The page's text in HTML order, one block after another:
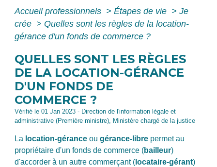
Accueil professionnels > Étapes de vie > Je
crée > Quelles sont les règles de la location-
gérance d'un fonds de commerce ?
QUELLES SONT LES RÈGLES
DE LA LOCATION-GÉRANCE
D'UN FONDS DE
COMMERCE ?
Vérifié le 01 Jan 2023 - Direction de l'information légale et
administrative (Première ministre), Ministère chargé de la justice
La location-gérance ou gérance-libre permet au
propriétaire d'un fonds de commerce (bailleur)
d'accorder à un autre commerçant ( locataire-gérant)